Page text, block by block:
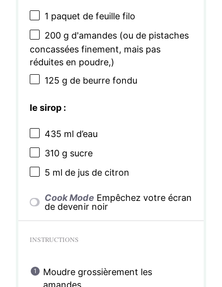
1 paquet de feuille filo
200 g d'amandes (ou de pistaches
concassées finement, mais pas
réduites en poudre,)
125 g de beurre fondu
le sirop :
435 ml d’eau
310 g sucre
5 ml de jus de citron
Cook Mode Empêchez votre écran
de devenir noir
INSTRUCTIONS
Moudre grossièrement les
amandes